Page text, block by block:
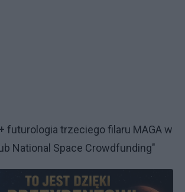
+ futurologia trzeciego filaru MAGA w
National Space Crowdfunding"